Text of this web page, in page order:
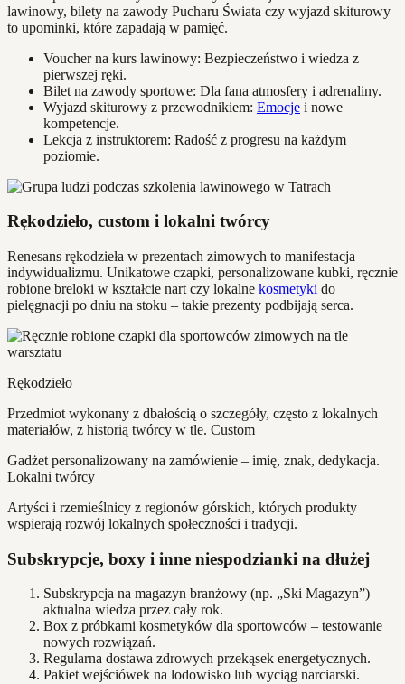
lawinowy, bilety na zawody Pucharu Świata czy wyjazd skiturowy
to upominki, które zapadają w pamięć.
Voucher na kurs lawinowy: Bezpieczeństwo i wiedza z
pierwszej ręki.
Bilet na zawody sportowe: Dla fana atmosfery i adrenaliny.
Wyjazd skiturowy z przewodnikiem: Emocje i nowe
kompetencje.
Lekcja z instruktorem: Radość z progresu na każdym
poziomie.
Rękodzieło, custom i lokalni twórcy
Renesans rękodzieła w prezentach zimowych to manifestacja
indywidualizmu. Unikatowe czapki, personalizowane kubki, ręcznie
robione breloki w kształcie nart czy lokalne kosmetyki do
pielęgnacji po dniu na stoku – takie prezenty podbijają serca.
Rękodzieło
Przedmiot wykonany z dbałością o szczegóły, często z lokalnych
materiałów, z historią twórcy w tle. Custom
Gadżet personalizowany na zamówienie – imię, znak, dedykacja.
Lokalni twórcy
Artyści i rzemieślnicy z regionów górskich, których produkty
wspierają rozwój lokalnych społeczności i tradycji.
Subskrypcje, boxy i inne niespodzianki na dłużej
Subskrypcja na magazyn branżowy (np. „Ski Magazyn”) –
aktualna wiedza przez cały rok.
Box z próbkami kosmetyków dla sportowców – testowanie
nowych rozwiązań.
Regularna dostawa zdrowych przekąsek energetycznych.
Pakiet wejściówek na lodowisko lub wyciąg narciarski.